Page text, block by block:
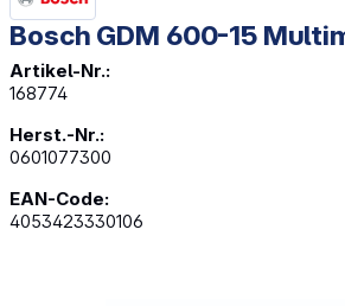
Bosch GDM 600-15
Artikel-Nr.:
168774
Herst.-Nr.:
0601077300
EAN-Code:
4053423330106